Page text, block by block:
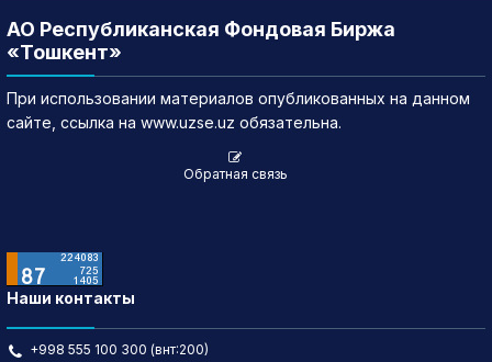
АО Республиканская Фондовая Биржа
«Тошкент»
При использовании материалов опубликованных на данном
сайте, ссылка на www.uzse.uz обязательна.
Обратная связь
Наши контакты
+998 555 100 300 (внт:200)